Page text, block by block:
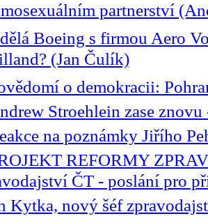
partnerství
Boeing s firmou Aero
(Jan Čulík)
o demokracii:
Stroehlein zase znovu
na poznámky Jiřího
REFORMY
ČT - poslání pro
Kytka, nový šéf